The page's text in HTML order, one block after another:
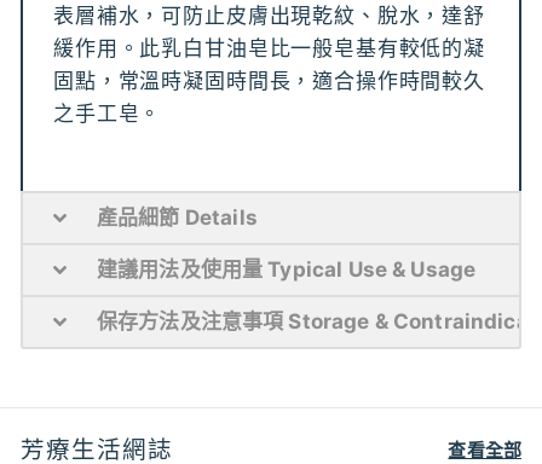
表層補水，可防止皮膚出現乾紋、脫水，達舒
緩作用。此乳白甘油皂比一般皂基有較低的凝
固點，常溫時凝固時間長，適合操作時間較久
之手工皂。
產品細節 Details
建議用法及使用量 Typical Use & Usage
保存方法及注意事項 Storage &
芳療生活網誌 查看全部